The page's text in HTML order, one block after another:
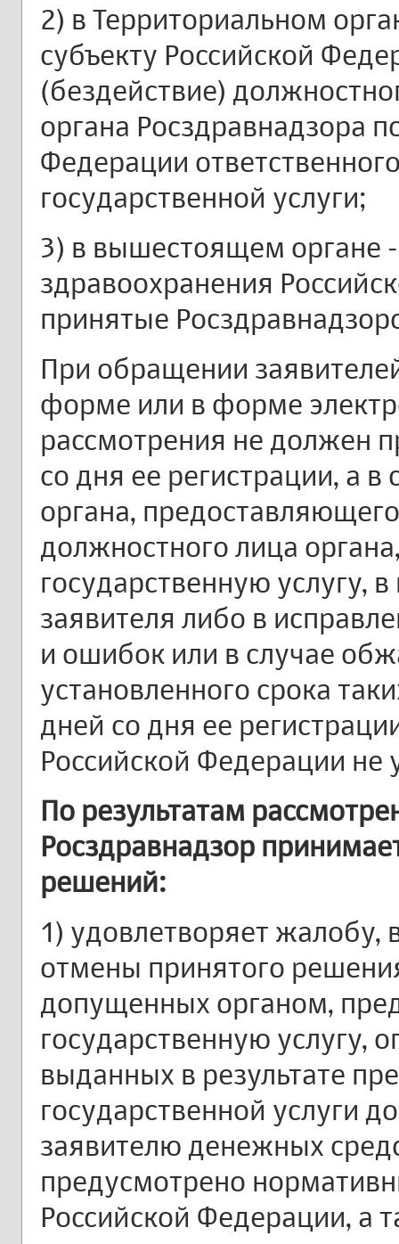
2) в Территориальном
субъекту Российской
(бездействие)
органа Росздравнадзора
Федерации
государственной услуги;
3) в вышестоящем органе
здравоохранения
принятые
При обращении
форме или в форме
рассмотрения не должен
со дня ее регистрации, а
органа,
должностного лица
государственную услугу,
заявителя либо в
и ошибок или в случае
установленного срока
дней со дня ее
Российской Федерации не
По результатам
Росздравнадзор
решений:
1) удовлетворяет жалобу,
отмены принятого
допущенных органом,
государственную услугу,
выданных в результате
государственной услуги
заявителю денежных
предусмотрено
Российской Федерации, а